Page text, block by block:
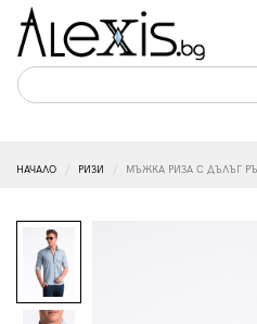
НАЧАЛО РИЗИ МЪЖКА РИЗА С ДЪЛЪГ